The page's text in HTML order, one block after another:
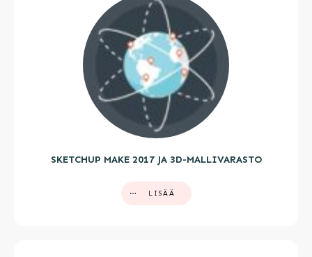
SKETCHUP MAKE 2017 JA 3D-MALLIVARASTO
LISÄÄ